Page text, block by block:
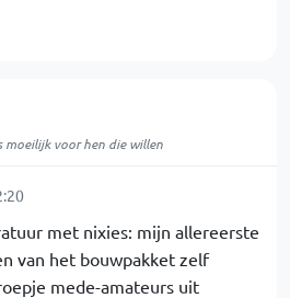
voor hen die willen
met nixies: mijn allereerste
van het bouwpakket zelf
mede-amateurs uit